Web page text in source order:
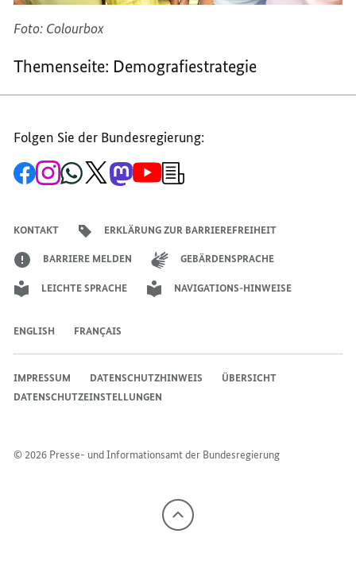
Foto: Colourbox
Themenseite: Demografiestrategie
Folgen Sie der Bundesregierung:
Zur
Facebook-
Zum
Instagram-
Zum
WhatsApp-
Zum
X-
Zum
Mastodon-
Zum
YouTube-Anmeldung
KONTAKT ERKLÄRUNG ZUR BARRIEREFREIHEIT
BARRIERE MELDEN GEBÄRDENSPRACHE
LEICHTE SPRACHE NAVIGATIONS-HINWEISE
ENGLISH FRANÇAIS
© 2026 Presse- und Informationsamt der Bundesregierung
IMPRESSUM DATENSCHUTZHINWEIS
ÜBERSICHT
DATENSCHUTZEINSTELLUNGEN
Nach
oben